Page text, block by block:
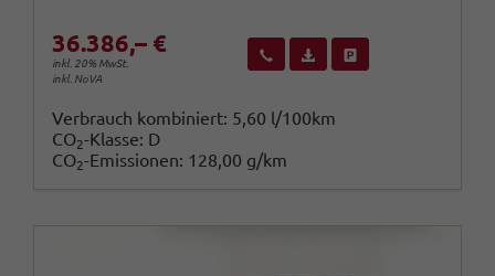
36.386,– €
inkl. 20% MwSt.
inkl. NoVA
Wir rufen Sie anFahrzeugexposé (PDF)
Verbrauch kombiniert: 5,60 l/100km
CO2-Klasse: D
CO2-Emissionen: 128,00 g/km